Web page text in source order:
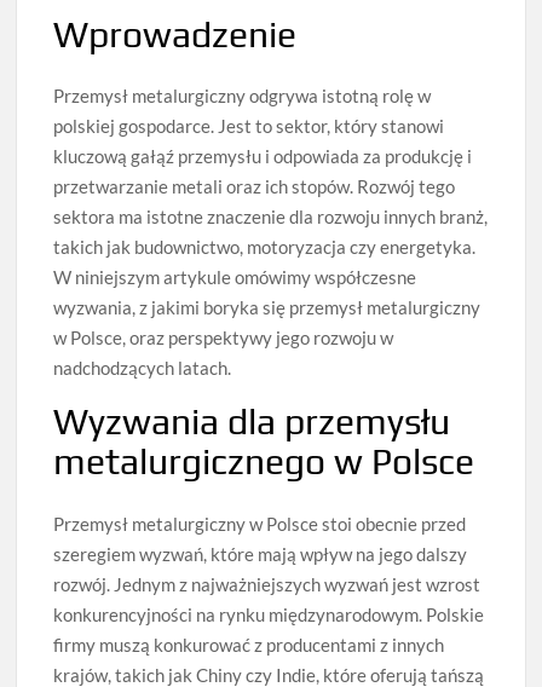
Wprowadzenie
Przemysł metalurgiczny odgrywa istotną rolę w
polskiej gospodarce. Jest to sektor, który stanowi
kluczową gałąź przemysłu i odpowiada za produkcję i
przetwarzanie metali oraz ich stopów. Rozwój tego
sektora ma istotne znaczenie dla rozwoju innych branż,
takich jak budownictwo, motoryzacja czy energetyka.
W niniejszym artykule omówimy współczesne
wyzwania, z jakimi boryka się przemysł metalurgiczny
w Polsce, oraz perspektywy jego rozwoju w
nadchodzących latach.
Wyzwania dla przemysłu
metalurgicznego w Polsce
Przemysł metalurgiczny w Polsce stoi obecnie przed
szeregiem wyzwań, które mają wpływ na jego dalszy
rozwój. Jednym z najważniejszych wyzwań jest wzrost
konkurencyjności na rynku międzynarodowym. Polskie
firmy muszą konkurować z producentami z innych
krajów, takich jak Chiny czy Indie, które oferują tańszą